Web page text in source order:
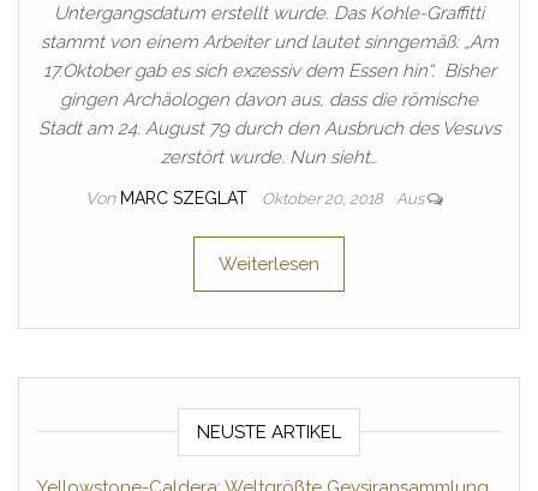
Untergangsdatum erstellt wurde. Das Kohle-Graffitti
stammt von einem Arbeiter und lautet sinngemäß: „Am
17.Oktober gab es sich exzessiv dem Essen hin“. Bisher
gingen Archäologen davon aus, dass die römische
Stadt am 24. August 79 durch den Ausbruch des Vesuvs
zerstört wurde. Nun sieht…
Von MARC SZEGLAT Oktober 20, 2018 Aus
Weiterlesen
NEUSTE ARTIKEL